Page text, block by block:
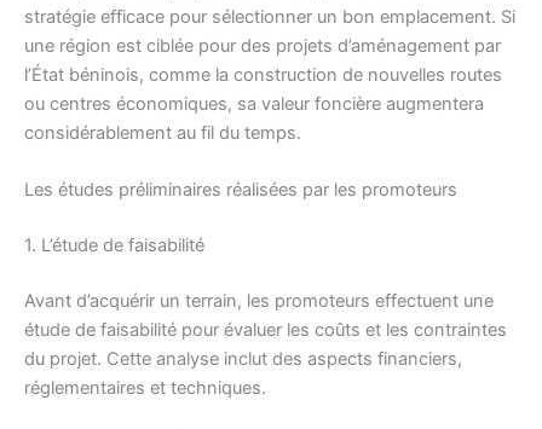
stratégie efficace pour sélectionner un bon emplacement. Si
une région est ciblée pour des projets d’aménagement par
l’État béninois, comme la construction de nouvelles routes
ou centres économiques, sa valeur foncière augmentera
considérablement au fil du temps.
Les études préliminaires réalisées par les promoteurs
1. L’étude de faisabilité
Avant d’acquérir un terrain, les promoteurs effectuent une
étude de faisabilité pour évaluer les coûts et les contraintes
du projet. Cette analyse inclut des aspects financiers,
réglementaires et techniques.